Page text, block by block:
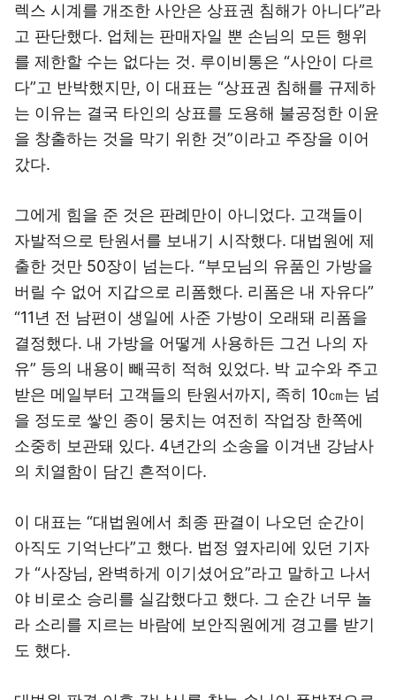
렉스 시계를 개조한 사안은 상표권 침해가 아니다”라
고 판단했다. 업체는 판매자일 뿐 손님의 모든 행위
를 제한할 수는 없다는 것. 루이비통은 “사안이 다르
다”고 반박했지만, 이 대표는 “상표권 침해를 규제하
는 이유는 결국 타인의 상표를 도용해 불공정한 이윤
을 창출하는 것을 막기 위한 것”이라고 주장을 이어
갔다.
그에게 힘을 준 것은 판례만이 아니었다. 고객들이
자발적으로 탄원서를 보내기 시작했다. 대법원에 제
출한 것만 50장이 넘는다. “부모님의 유품인 가방을
버릴 수 없어 지갑으로 리폼했다. 리폼은 내 자유다”
“11년 전 남편이 생일에 사준 가방이 오래돼 리폼을
결정했다. 내 가방을 어떻게 사용하든 그건 나의 자
유” 등의 내용이 빼곡히 적혀 있었다. 박 교수와 주고
받은 메일부터 고객들의 탄원서까지, 족히 10㎝는 넘
을 정도로 쌓인 종이 뭉치는 여전히 작업장 한쪽에
소중히 보관돼 있다. 4년간의 소송을 이겨낸 강남사
의 치열함이 담긴 흔적이다.
이 대표는 “대법원에서 최종 판결이 나오던 순간이
아직도 기억난다”고 했다. 법정 옆자리에 있던 기자
가 “사장님, 완벽하게 이기셨어요”라고 말하고 나서
야 비로소 승리를 실감했다고 했다. 그 순간 너무 놀
라 소리를 지르는 바람에 보안직원에게 경고를 받기
도 했다.